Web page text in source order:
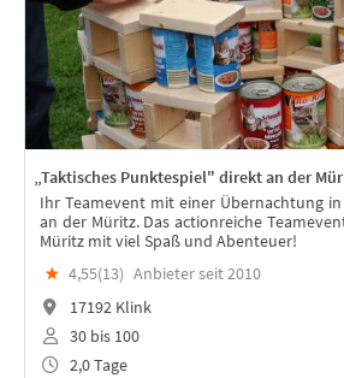
„Taktisches Punktespiel" direkt an der
Ihr Teamevent mit einer Übernachtung
an der Müritz. Das actionreiche
Müritz mit viel Spaß und Abenteuer!
★ 4,55(13) Anbieter seit 2010
17192 Klink
30 bis 100
2,0 Tage